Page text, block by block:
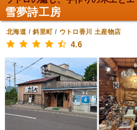
雪夢詩工房
北海道 /斜里町/ ウトロ香川 土産物店
4.6